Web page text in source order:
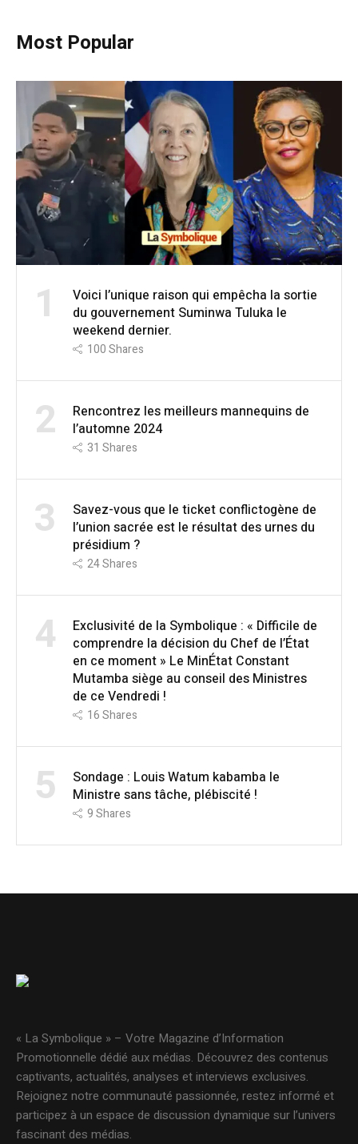
Most Popular
1
Voici l’unique raison qui empêcha la sortie
du gouvernement Suminwa Tuluka le
weekend dernier.
100Shares
2
Rencontrez les meilleurs mannequins de
l’automne 2024
31 Shares
3
Savez-vous que le ticket conflictogène de
l’union sacrée est le résultat des urnes du
présidium ?
24Shares
4
Exclusivité de la Symbolique : « Difficile de
comprendre la décision du Chef de l’État
en ce moment » Le MinÉtat Constant
Mutamba siège au conseil des Ministres
de ce Vendredi !
16Shares
5
Sondage : Louis Watum kabamba le
Ministre sans tâche, plébiscité !
9Shares
« La Symbolique » – Votre Magazine d’Information
Promotionnelle dédié aux médias. Découvrez des contenus
captivants, actualités, analyses et interviews exclusives.
Rejoignez notre communauté passionnée, restez informé et
participez à un espace de discussion dynamique sur l’univers
fascinant des médias.